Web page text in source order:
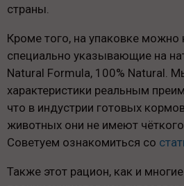
страны.
Кроме того, на упаковке можно
специально указывающие на
Natural Formula, 100% Natural.
характеристики реальным
что в индустрии готовых
животных они не имеют
Советуем ознакомиться со
Также этот рацион, как и